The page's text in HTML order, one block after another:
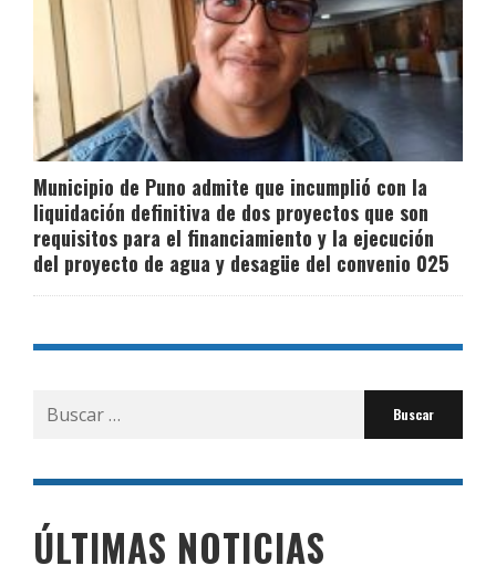
Municipio de Puno admite que incumplió con la
liquidación definitiva de dos proyectos que son
requisitos para el financiamiento y la ejecución
del proyecto de agua y desagüe del convenio 025
Buscar
por:
ÚLTIMAS NOTICIAS